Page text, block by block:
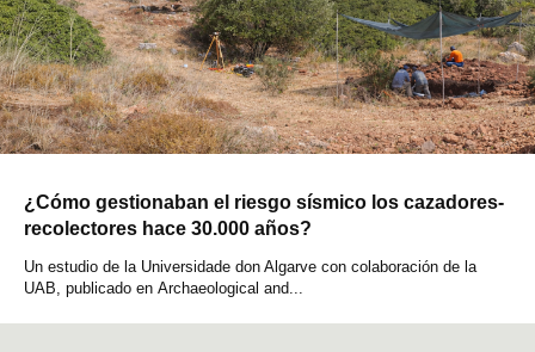
¿Cómo gestionaban el riesgo sísmico los cazadores-
recolectores hace 30.000 años?
Un estudio de la Universidade don Algarve con colaboración de la
UAB, publicado en Archaeological and...